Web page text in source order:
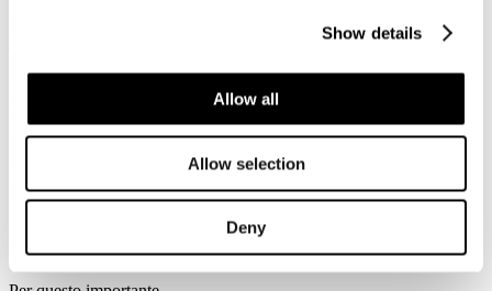
Show details
Allow all
Allow selection
Deny
2013
Ventennale Federturismo
Il Programma del Ventennale di Federturismo
Ventennale.